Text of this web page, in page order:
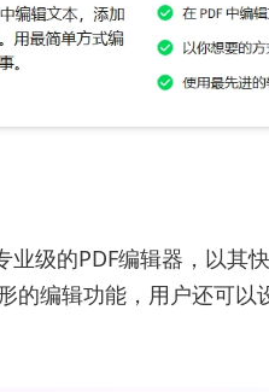
级的PDF编辑器，以其
的编辑功能，用户还可以